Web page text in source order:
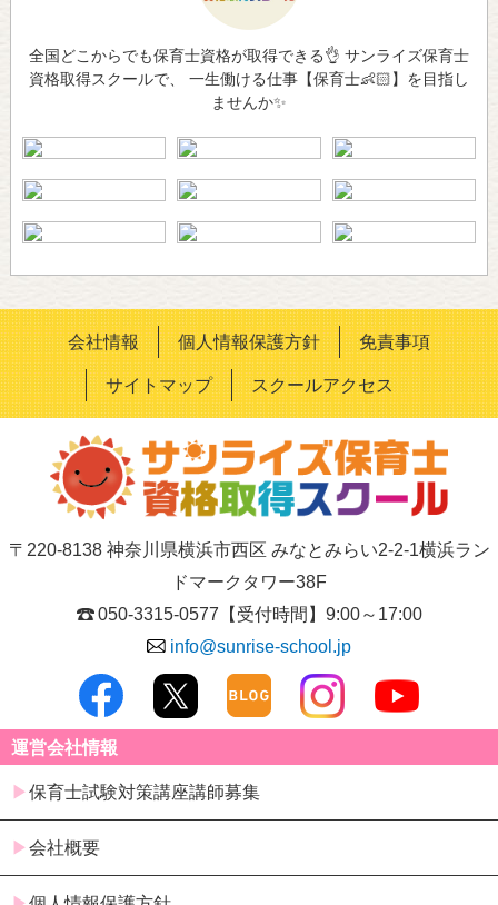
全国どこからでも保育士資格が取得できる👌 サンライズ保育士
資格取得スクールで、 一生働ける仕事【保育士👶🏻】を目指し
ませんか✨
会社情報 個人情報保護方針 免責事項
サイトマップ スクールアクセス
〒220-8138 神奈川県横浜市西区 みなとみらい2-2-1横浜ラン
ドマークタワー38F
050-3315-0577 【受付時間】9:00～17:00
info@sunrise-school.jp
運営会社情報
保育士試験対策講座講師募集
会社概要